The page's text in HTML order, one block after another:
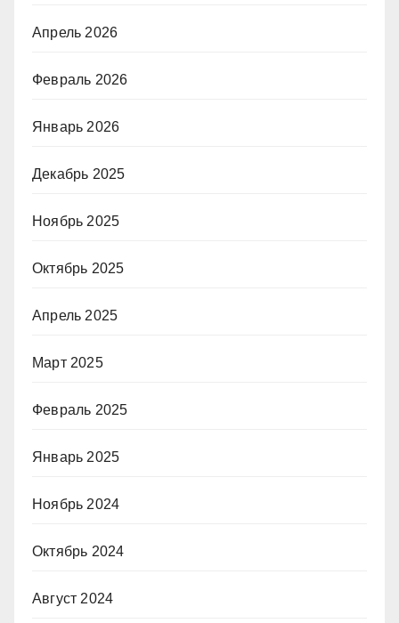
Апрель 2026
Февраль 2026
Январь 2026
Декабрь 2025
Ноябрь 2025
Октябрь 2025
Апрель 2025
Март 2025
Февраль 2025
Январь 2025
Ноябрь 2024
Октябрь 2024
Август 2024